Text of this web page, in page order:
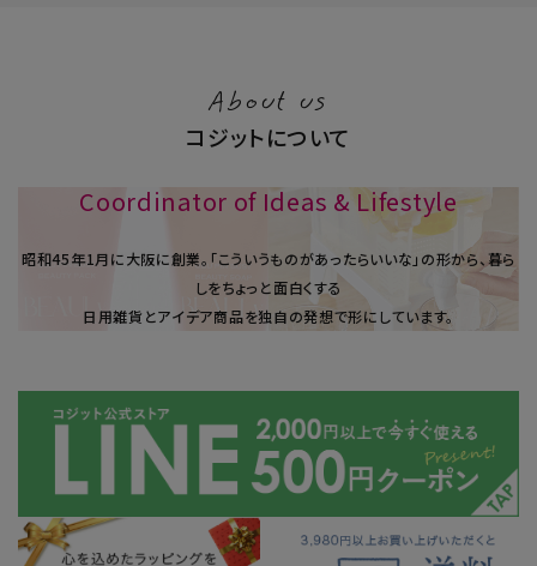
About us
コジットについて
Coordinator of Ideas & Lifestyle
昭和45年1⽉に大阪に創業。「こういうものがあったらいいな」の形から、暮ら
しをちょっと面白くする
日用雑貨とアイデア商品を独自の発想で形にしています。